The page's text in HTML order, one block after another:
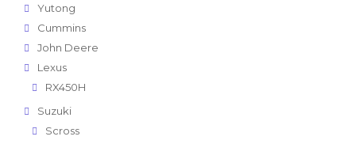
Yutong
Cummins
John Deere
Lexus
RX450H
Suzuki
Scross